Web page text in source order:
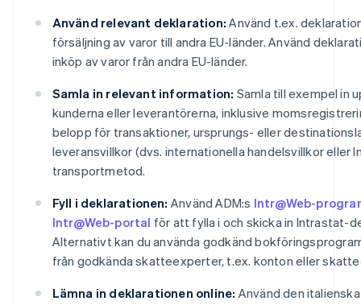
Använd relevant deklaration: Använd t.ex.
försäljning av varor till andra EU-länder. Använd
inköp av varor från andra EU-länder.
Samla in relevant information: Samla till exempel in
kunderna eller leverantörerna, inklusive
belopp för transaktioner, ursprungs- eller
leveransvillkor (dvs. internationella handelsvillkor eller
transportmetod.
Fyll i deklarationen: Använd ADM:s Intr@Web-
Intr@Web-portal för att fylla i och skicka in Intrastat-
Alternativt kan du använda godkänd
från godkända skatteexperter, t.ex. konton eller
Lämna in deklarationen online: Använd den italienska